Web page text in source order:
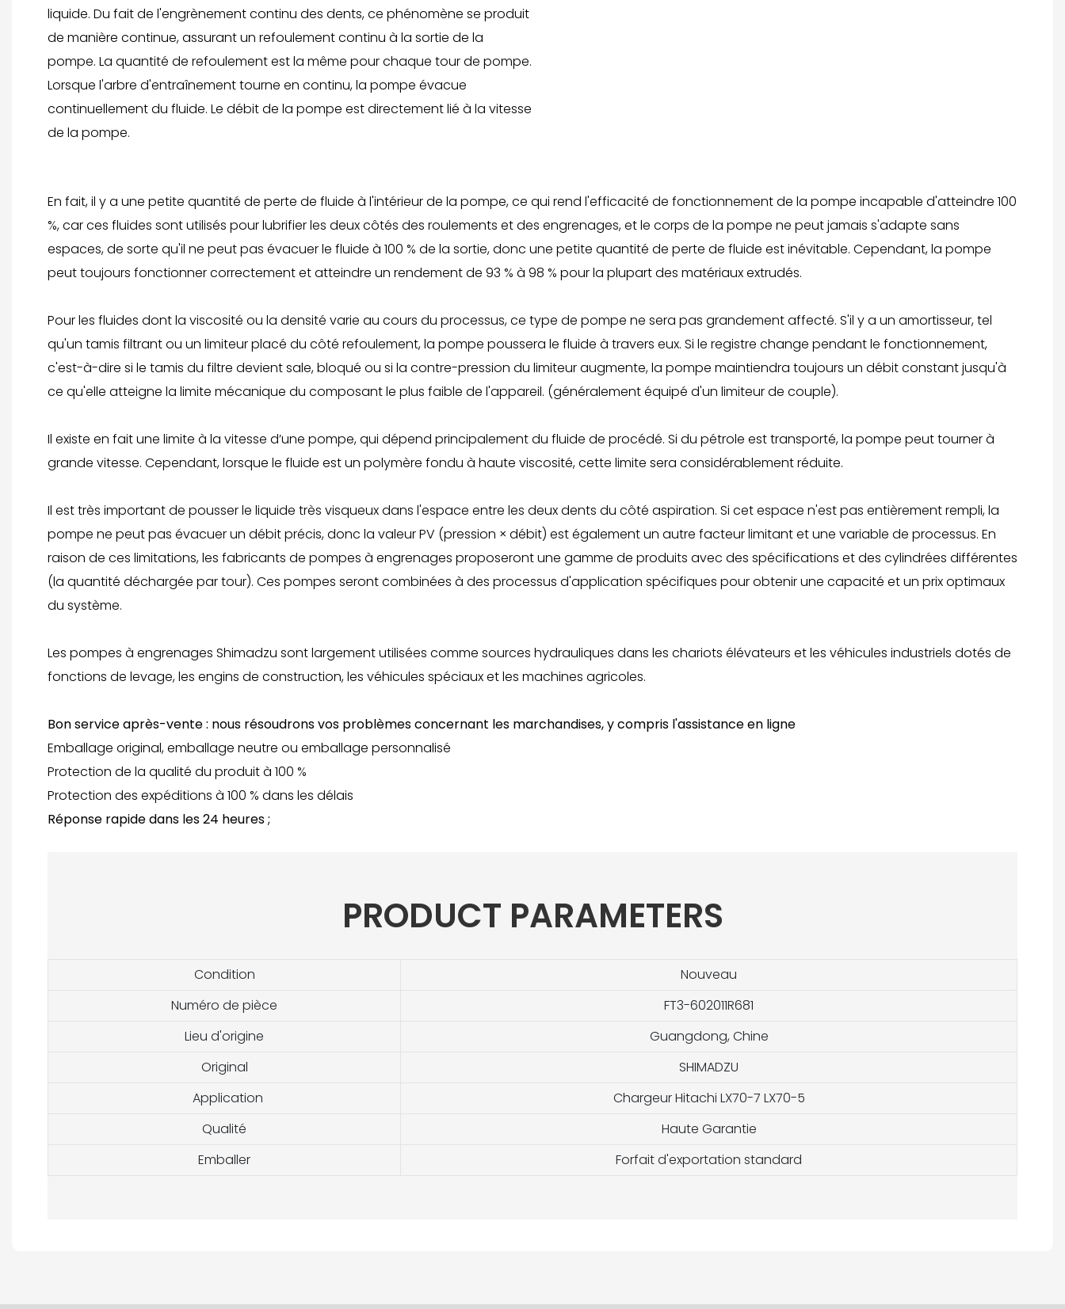
liquide. Du fait de l'engrènement continu des dents, ce phénomène se produit
de manière continue, assurant un refoulement continu à la sortie de la
pompe. La quantité de refoulement est la même pour chaque tour de pompe.
Lorsque l'arbre d'entraînement tourne en continu, la pompe évacue
continuellement du fluide. Le débit de la pompe est directement lié à la vitesse
de la pompe.
En fait, il y a une petite quantité de perte de fluide à l'intérieur de la pompe, ce qui rend l'efficacité de fonctionnement de la pompe incapable d'atteindre 100
%, car ces fluides sont utilisés pour lubrifier les deux côtés des roulements et des engrenages, et le corps de la pompe ne peut jamais s'adapte sans
espaces, de sorte qu'il ne peut pas évacuer le fluide à 100 % de la sortie, donc une petite quantité de perte de fluide est inévitable. Cependant, la pompe
peut toujours fonctionner correctement et atteindre un rendement de 93 % à 98 % pour la plupart des matériaux extrudés.
Pour les fluides dont la viscosité ou la densité varie au cours du processus, ce type de pompe ne sera pas grandement affecté. S'il y a un amortisseur, tel
qu'un tamis filtrant ou un limiteur placé du côté refoulement, la pompe poussera le fluide à travers eux. Si le registre change pendant le fonctionnement,
c'est-à-dire si le tamis du filtre devient sale, bloqué ou si la contre-pression du limiteur augmente, la pompe maintiendra toujours un débit constant jusqu'à
ce qu'elle atteigne la limite mécanique du composant le plus faible de l'appareil. (généralement équipé d'un limiteur de couple).
Il existe en fait une limite à la vitesse d’une pompe, qui dépend principalement du fluide de procédé. Si du pétrole est transporté, la pompe peut tourner à
grande vitesse. Cependant, lorsque le fluide est un polymère fondu à haute viscosité, cette limite sera considérablement réduite.
Il est très important de pousser le liquide très visqueux dans l'espace entre les deux dents du côté aspiration. Si cet espace n'est pas entièrement rempli, la
pompe ne peut pas évacuer un débit précis, donc la valeur PV (pression × débit) est également un autre facteur limitant et une variable de processus. En
raison de ces limitations, les fabricants de pompes à engrenages proposeront une gamme de produits avec des spécifications et des cylindrées différentes
(la quantité déchargée par tour). Ces pompes seront combinées à des processus d'application spécifiques pour obtenir une capacité et un prix optimaux
du système.
Les pompes à engrenages Shimadzu sont largement utilisées comme sources hydrauliques dans les chariots élévateurs et les véhicules industriels dotés de
fonctions de levage, les engins de construction, les véhicules spéciaux et les machines agricoles.
Bon service après-vente : nous résoudrons vos problèmes concernant les marchandises, y compris l'assistance en ligne
Emballage original, emballage neutre ou emballage personnalisé
Protection de la qualité du produit à 100 %
Protection des expéditions à 100 % dans les délais
Réponse rapide dans les 24 heures ;
PRODUCT PARAMETERS
Condition
Nouveau
Numéro de pièce
FT3-602011R681
Lieu d'origine
Guangdong, Chine
Original
SHIMADZU
Application
Chargeur Hitachi LX70-7 LX70-5
Qualité
Haute Garantie
Emballer
Forfait d'exportation standard